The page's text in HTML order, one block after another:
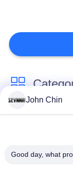
Tela
Tela reciclada do
tecido de
John Chin
Good day, what